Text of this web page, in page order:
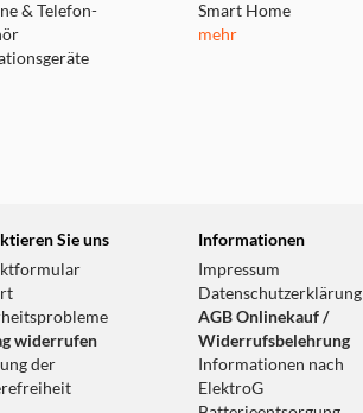
& Telefon-
Smart Home
mehr
Sie uns
widerrufen
der
Informationen
Impressum
Datenschutzerklärung
AGB Onlinekauf /
Widerrufsbelehrung
Informationen nach
ElektroG